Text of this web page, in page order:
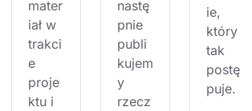
mater
iał w
trakci
e
proje
ktu i
nastę
pnie
publi
kujem
y
rzecz
ie,
który
tak
postę
puje.